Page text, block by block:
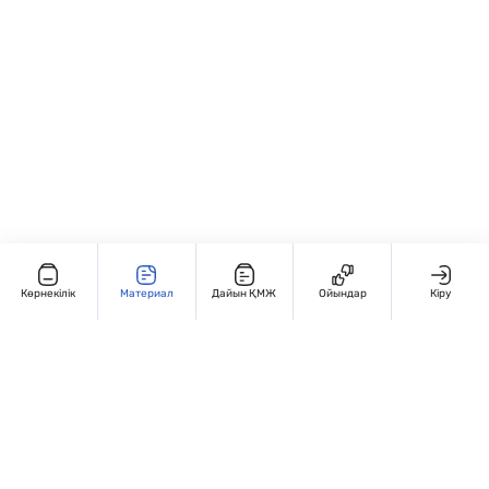
Көрнекілік Материал Дайын ҚМЖ Ойындар Кіру